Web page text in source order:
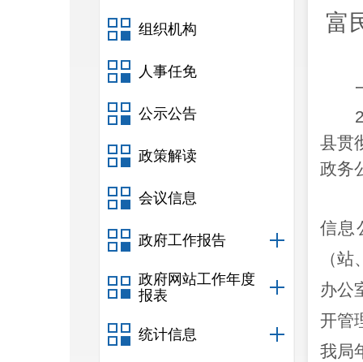
组织机构
人事任免
公示公告
政策解读
会议信息
政府工作报告
政府网站工作年度
报表
统计信息
富
县贯
政务
信息
（
办公
开管
我局